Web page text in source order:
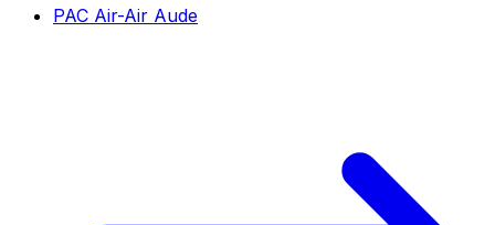
PAC Air-Air Aude